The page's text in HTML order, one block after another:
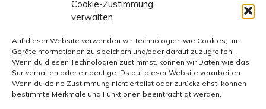
Cookie-Zustimmung
verwalten
Auf dieser Website verwenden wir Technologien wie Cookies, um
Geräteinformationen zu speichern und/oder darauf zuzugreifen.
Wenn du diesen Technologien zustimmst, können wir Daten wie das
Surfverhalten oder eindeutige IDs auf dieser Website verarbeiten.
Wenn du deine Zustimmung nicht erteilst oder zurückziehst, können
bestimmte Merkmale und Funktionen beeinträchtigt werden.
einreichte, wies der Bürgermeister letztere zurück und
stellte trotz eindeutig dokumentierter ursprünglicher
verfassungsfeindliche Symbole gehandelt habe.
Anscheinend haben Hakenkreuze in der von der CDU
regierten katholischen Bischofsstadt auch noch eine
andere Bedeutung.